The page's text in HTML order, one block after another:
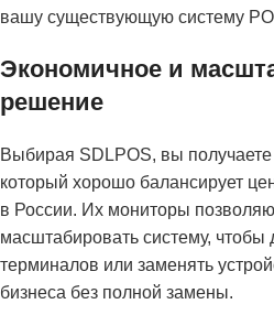
вашу существующую систему
Экономичное и
решение
Выбирая SDLPOS, вы получаете
который хорошо балансирует
в России. Их мониторы
масштабировать систему,
терминалов или заменять
бизнеса без полной замены.